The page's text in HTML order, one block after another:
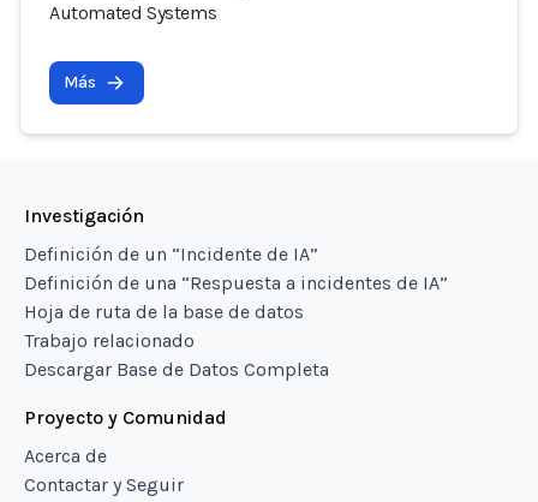
Automated Systems
Más
Investigación
Definición de un “Incidente de IA”
Definición de una “Respuesta a incidentes de IA”
Hoja de ruta de la base de datos
Trabajo relacionado
Descargar Base de Datos Completa
Proyecto y Comunidad
Acerca de
Contactar y Seguir